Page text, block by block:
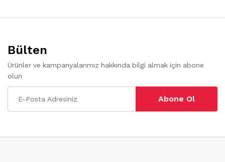
Bülten
Ürünler ve kampanyalarımız hakkında bilgi almak için abone
olun
Abone Ol